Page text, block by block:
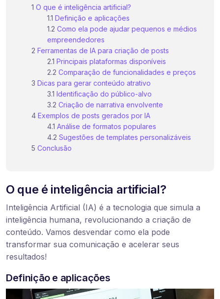
O que é inteligência artificial?
Definição e aplicações
Como ela pode ajudar pequenos e médios
empreendedores
Ferramentas de IA para criação de posts
Principais plataformas disponíveis
Comparação de funcionalidades e preços
Dicas para gerar conteúdo atrativo
Identificação do público-alvo
Criação de narrativa envolvente
Exemplos de posts gerados por IA
Análise de formatos populares
Sugestões de templates personalizáveis
Conclusão
O que é inteligência artificial?
Inteligência Artificial (IA) é a tecnologia que simula a
inteligência humana, revolucionando a criação de
conteúdo. Vamos desvendar como ela pode
transformar sua comunicação e acelerar seus
resultados!
Definição e aplicações